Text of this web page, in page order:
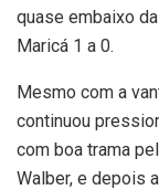
quase embaixo
Maricá 1 a 0.
Mesmo com a
continuou
com boa trama
Walber, e depois